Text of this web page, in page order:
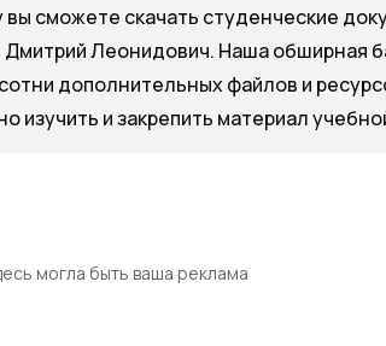
сможете скачать студенческие
Леонидович. Наша обширная
дополнительных файлов и
изучить и закрепить материал
могла быть ваша реклама